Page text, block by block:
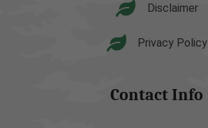
Disclaimer
Privacy Policy
Contact Info